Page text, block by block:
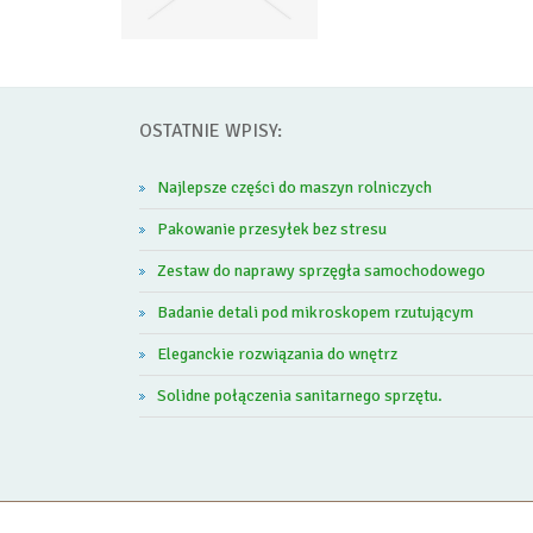
OSTATNIE WPISY:
Najlepsze części do maszyn rolniczych
Pakowanie przesyłek bez stresu
Zestaw do naprawy sprzęgła samochodowego
Badanie detali pod mikroskopem rzutującym
Eleganckie rozwiązania do wnętrz
Solidne połączenia sanitarnego sprzętu.